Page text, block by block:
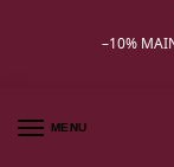
–10%
MENU